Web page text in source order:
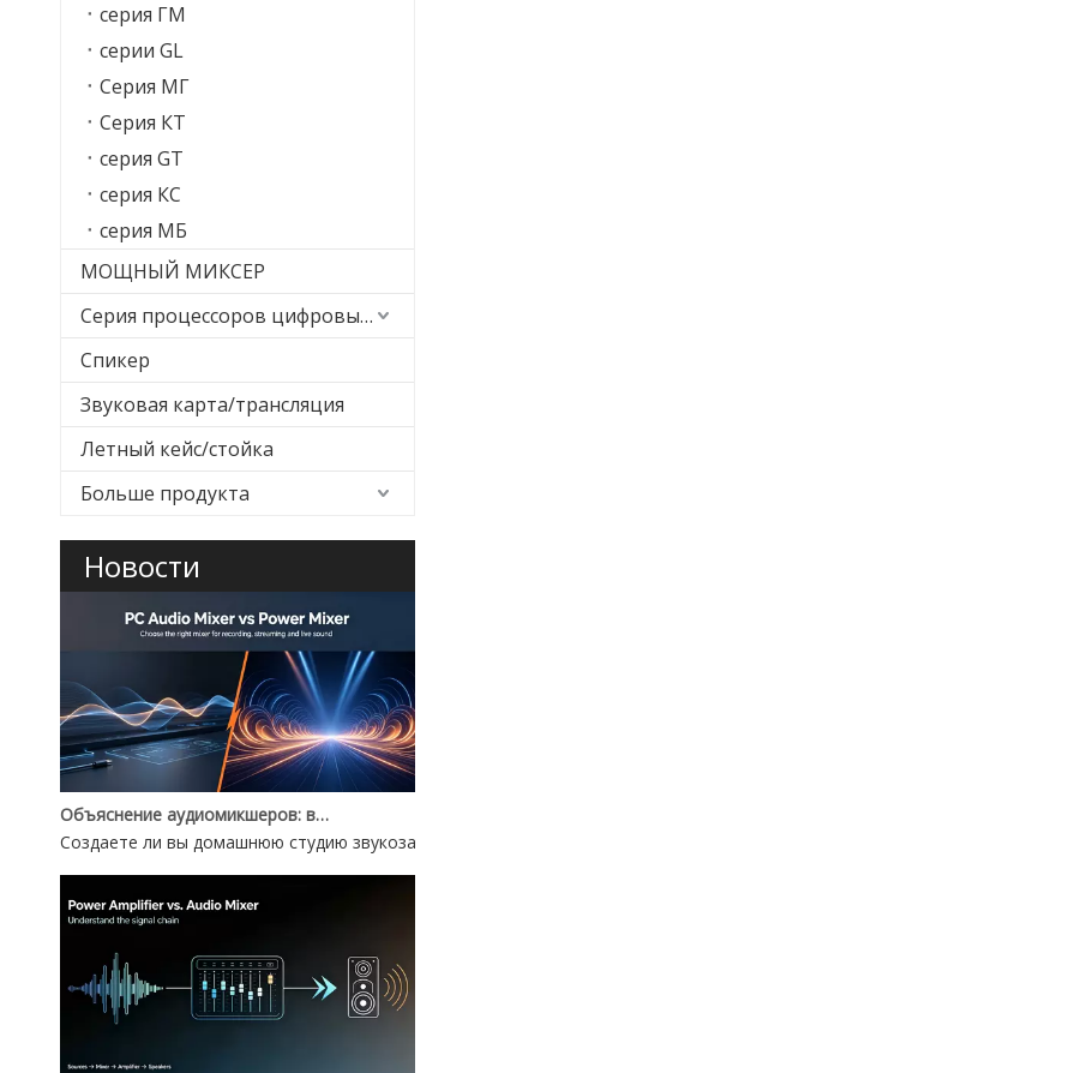
серия ГМ
серии GL
Серия МГ
Серия КТ
серия GT
серия КС
серия МБ
МОЩНЫЙ МИКСЕР
Серия процессоров цифровых эффектов
Спикер
Звуковая карта/трансляция
Летный кейс/стойка
Больше продукта
Новости
Объяснение аудиомикшеров: выбор между аудиомикшером для ПК и Power Mixer
Создаете ли вы домашнюю студию звукозаписи, проводите живое мероприятие или строите диджейскую будку,